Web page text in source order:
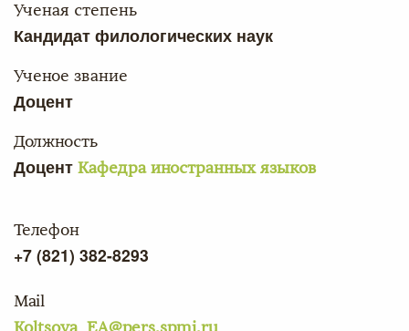
Ученая степень
Кандидат филологических наук
Ученое звание
Доцент
Должность
Доцент Кафедра иностранных языков
Телефон
+7 (821) 382-8293
Mail